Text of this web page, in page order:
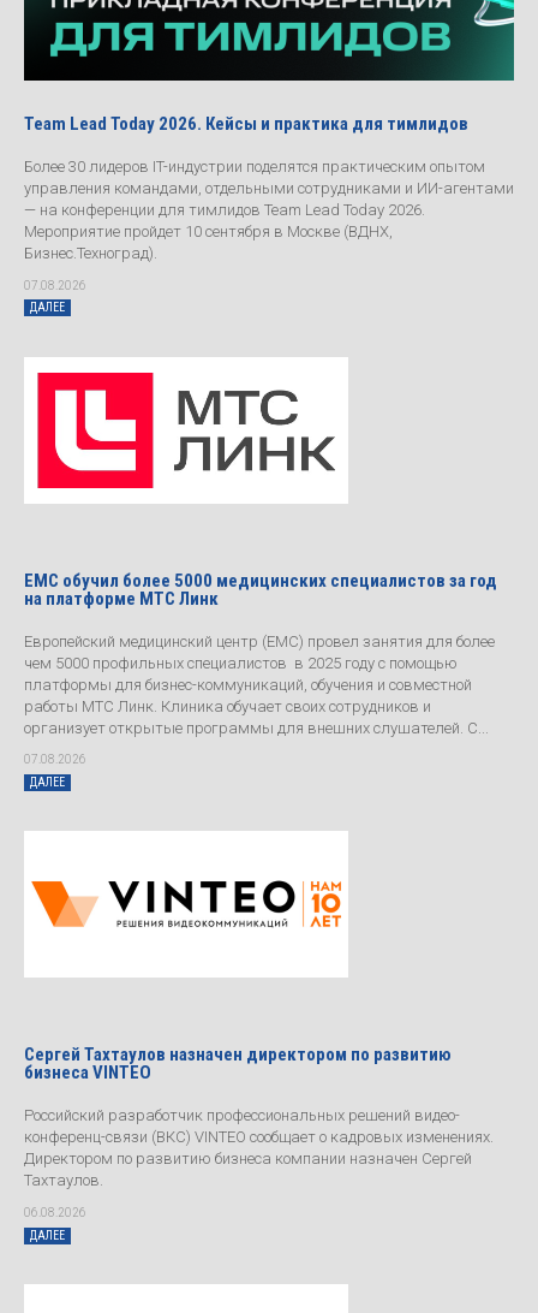
Team Lead Today 2026. Кейсы и практика для тимлидов
Более 30 лидеров IT-индустрии поделятся практическим опытом
управления командами, отдельными сотрудниками и ИИ-агентами
— на конференции для тимлидов Team Lead Today 2026.
Мероприятие пройдет 10 сентября в Москве (ВДНХ,
Бизнес.Техноград).
07.08.2026
ДАЛЕЕ
EMC обучил более 5000 медицинских специалистов за год
на платформе МТС Линк
Европейский медицинский центр (EMC) провел занятия для более
чем 5000 профильных специалистов в 2025 году с помощью
платформы для бизнес-коммуникаций, обучения и совместной
работы МТС Линк. Клиника обучает своих сотрудников и
организует открытые программы для внешних слушателей. С...
07.08.2026
ДАЛЕЕ
Сергей Тахтаулов назначен директором по развитию
бизнеса VINTEO
Российский разработчик профессиональных решений видео-
конференц-связи (ВКС) VINTEO сообщает о кадровых изменениях.
Директором по развитию бизнеса компании назначен Сергей
Тахтаулов.
06.08.2026
ДАЛЕЕ